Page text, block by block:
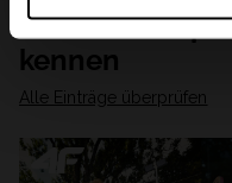
Lernen Sie
kennen
Alle Einträge überprüfen